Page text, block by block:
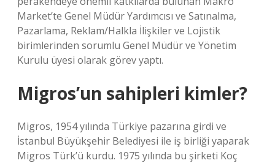
Market’te Genel Müdür Yardımcısı ve Satınalma,
Pazarlama, Reklam/Halkla İlişkiler ve Lojistik
birimlerinden sorumlu Genel Müdür ve Yönetim
Kurulu üyesi olarak görev yaptı.
Migros’un sahipleri kimler?
Migros, 1954 yılında Türkiye pazarına girdi ve
İstanbul Büyükşehir Belediyesi ile iş birliği yaparak
Migros Türk’ü kurdu. 1975 yılında bu şirketi Koç